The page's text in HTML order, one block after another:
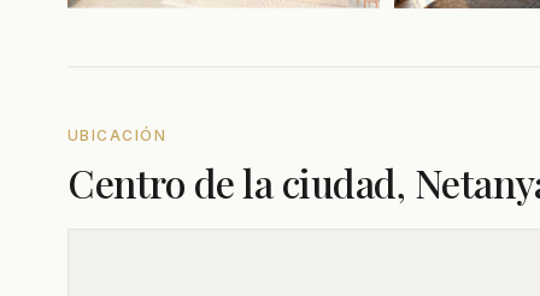
UBICACIÓN
Centro de la ciudad,